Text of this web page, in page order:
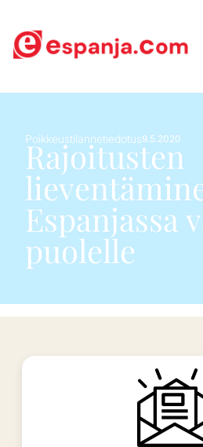
Poikkeustilannetiedotus9.5.2020
Rajoitusten
Espanjassa
puolelle